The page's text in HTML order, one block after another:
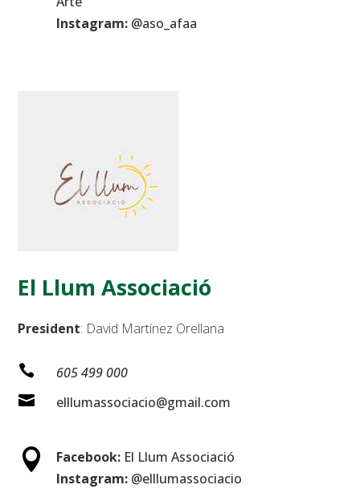
Instagram:@aso_afaa
El Llum Associació
President: David Martínez Orellana
 605 499 000
 elllumassociacio@gmail.com
 Facebook: El Llum Associació
Instagram: @elllumassociacio